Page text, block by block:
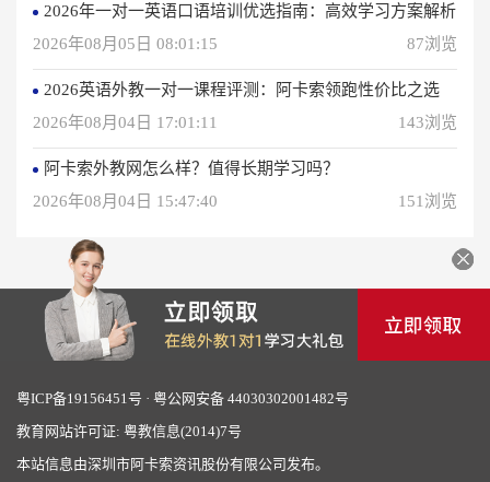
2026年一对一英语口语培训优选指南：高效学习方案解析
2026年08月05日 08:01:15
87浏览
2026英语外教一对一课程评测：阿卡索领跑性价比之选
2026年08月04日 17:01:11
143浏览
阿卡索外教网怎么样？值得长期学习吗？
2026年08月04日 15:47:40
151浏览
粤ICP备19156451号 · 粤公网安备 44030302001482号
教育网站许可证: 粤教信息(2014)7号
本站信息由深圳市阿卡索资讯股份有限公司发布。